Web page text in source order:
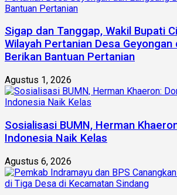
Sigap dan Tanggap, Wakil Bupati
Wilayah Pertanian Desa Geyongan
Berikan Bantuan Pertanian
Agustus 1, 2026
Sosialisasi BUMN, Herman
Indonesia Naik Kelas
Agustus 6, 2026